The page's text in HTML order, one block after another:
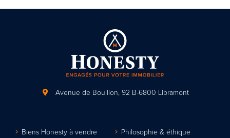
Avenue de Bouillon, 92 B-6800 Libramont
Biens Honesty à vendre
Philosophie & éthique